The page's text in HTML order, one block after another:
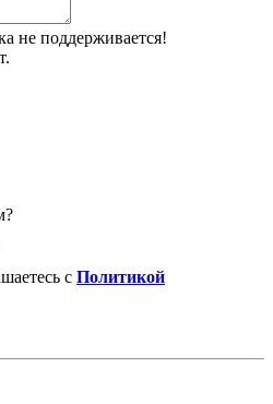
не поддерживается!
с Политикой